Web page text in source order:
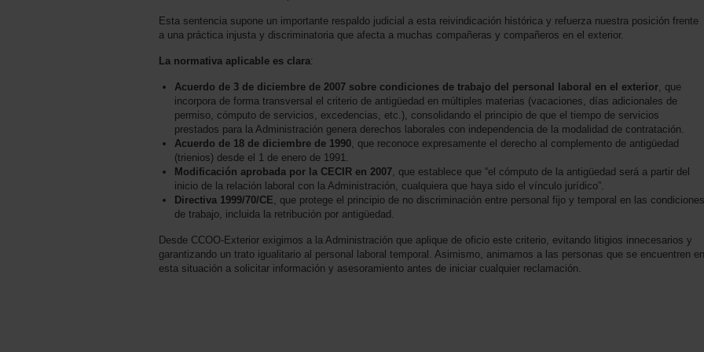
Esta sentencia supone un importante respaldo judicial a esta reivindicación histórica y refuerza nuestra posición frente
a una práctica injusta y discriminatoria que afecta a muchas compañeras y compañeros en el exterior.
La normativa aplicable es clara:
Acuerdo de 3 de diciembre de 2007 sobre condiciones de trabajo del personal laboral en el exterior, que
incorpora de forma transversal el criterio de antigüedad en múltiples materias (vacaciones, días adicionales de
permiso, cómputo de servicios, excedencias, etc.), consolidando el principio de que el tiempo de servicios
prestados para la Administración genera derechos laborales con independencia de la modalidad de contratación.
Acuerdo de 18 de diciembre de 1990, que reconoce expresamente el derecho al complemento de antigüedad
(trienios) desde el 1 de enero de 1991.
Modificación aprobada por la CECIR en 2007, que establece que “el cómputo de la antigüedad será a partir del
inicio de la relación laboral con la Administración, cualquiera que haya sido el vínculo jurídico”.
Directiva 1999/70/CE, que protege el principio de no discriminación entre personal fijo y temporal en las condiciones
de trabajo, incluida la retribución por antigüedad.
Desde CCOO-Exterior exigimos a la Administración que aplique de oficio este criterio, evitando litigios innecesarios y
garantizando un trato igualitario al personal laboral temporal. Asimismo, animamos a las personas que se encuentren en
esta situación a solicitar información y asesoramiento antes de iniciar cualquier reclamación.